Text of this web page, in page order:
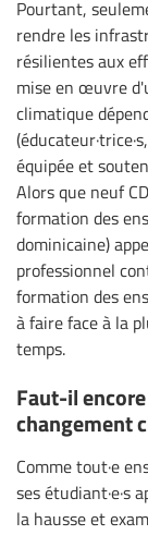
Pourtant,
rendre les
résilientes aux
mise en œuvre
climatique
équipée et
Alors que neuf
formation des
dominicaine)
professionnel
formation des
à faire face à la
temps.
Faut-il
changement
Comme tout·e
ses étudiant·e·s
la hausse et